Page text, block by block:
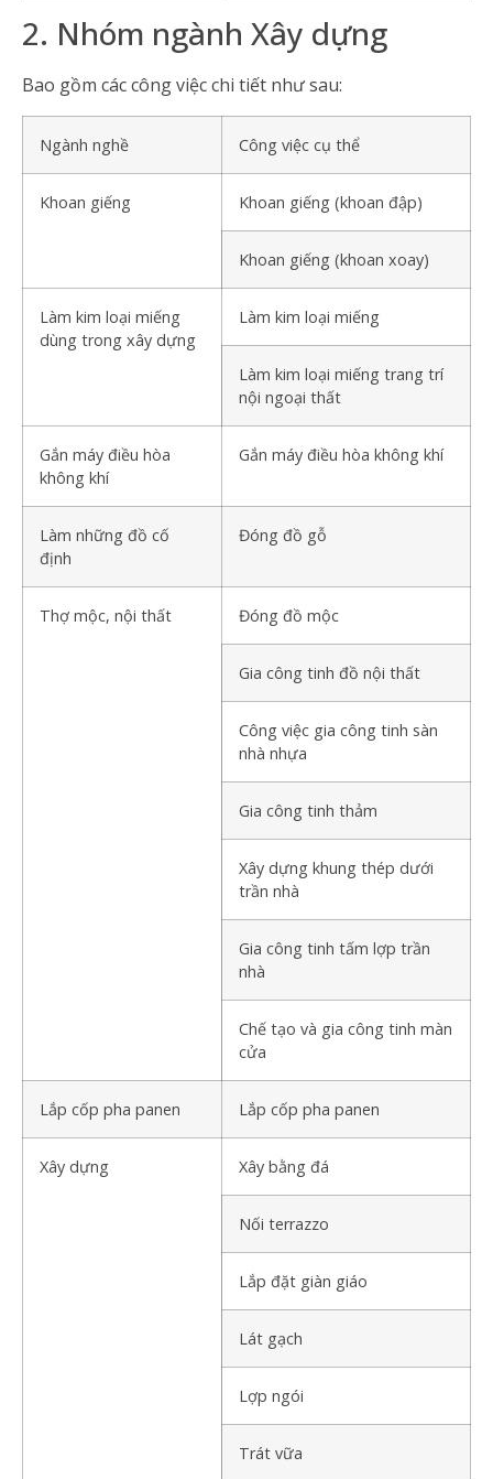
2. Nhóm ngành Xây dựng
Bao gồm các công việc chi tiết như sau:
Ngành nghề Công việc cụ thể
Khoan giếng Khoan giếng (khoan đập)
Khoan giếng (khoan xoay)
Làm kim loại miếng
dùng trong xây dựng
Làm kim loại miếng
Làm kim loại miếng trang trí
nội ngoại thất
Gắn máy điều hòa
không khí
Gắn máy điều hòa không khí
Làm những đồ cố
định
Đóng đồ gỗ
Thợ mộc, nội thất Đóng đồ mộc
Gia công tinh đồ nội thất
Công việc gia công tinh sàn
nhà nhựa
Gia công tinh thảm
Xây dựng khung thép dưới
trần nhà
Gia công tinh tấm lợp trần
nhà
Chế tạo và gia công tinh màn
cửa
Lắp cốp pha panen Lắp cốp pha panen
Xây dựng Xây bằng đá
Nối terrazzo
Lắp đặt giàn giáo
Lát gạch
Lợp ngói
Trát vữa